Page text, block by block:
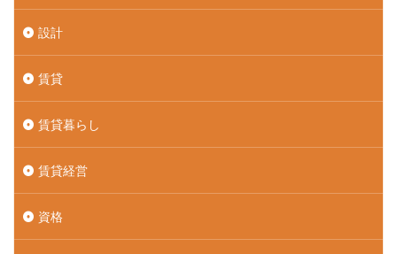
設計
賃貸
賃貸暮らし
賃貸経営
資格